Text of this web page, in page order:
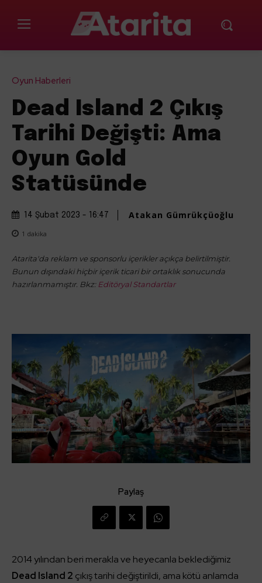
Oyun Haberleri
Dead Island 2 Çıkış
Tarihi Değişti: Ama
Oyun Gold
Statüsünde
14 Şubat 2023 - 16:47 Atakan Gümrükçüoğlu
1 dakika
Atarita'da reklam ve sponsorlu içerikler açıkça belirtilmiştir.
Bunun dışındaki hiçbir içerik ticari bir ortaklık sonucunda
hazırlanmamıştır. Bkz: Editöryal Standartlar
Paylaş
2014 yılından beri merakla ve heyecanla beklediğimiz
Dead Island 2 çıkış tarihi değiştirildi, ama kötü anlamda